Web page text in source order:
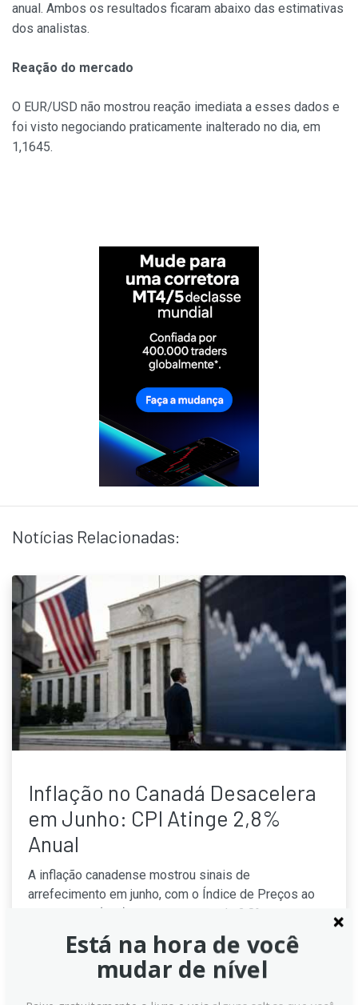
anual. Ambos os resultados ficaram abaixo das estimativas
dos analistas.
Reação do mercado
O EUR/USD não mostrou reação imediata a esses dados e
foi visto negociando praticamente inalterado no dia, em
1,1645.
Notícias Relacionadas:
Inflação no Canadá Desacelera
em Junho: CPI Atinge 2,8%
Anual
A inflação canadense mostrou sinais de
arrefecimento em junho, com o Índice de Preços ao
Consumidor (CPI) registrando alta de 2,8% na
comparação anual. O resultado ficou abaixo das
expectativas do mercado e representa uma queda em
relação aos 3,2% de maio. A inflação mensal recuou
Está na hora de você
mudar de nível